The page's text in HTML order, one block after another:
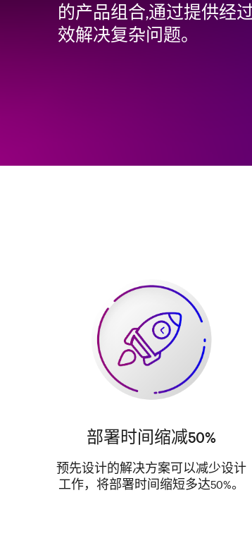
的产品组合,通过提供经
效解决复杂问题。
部署时间缩减50%
预先设计的解决方案可以减少设计
工作，将部署时间缩短多达50%。